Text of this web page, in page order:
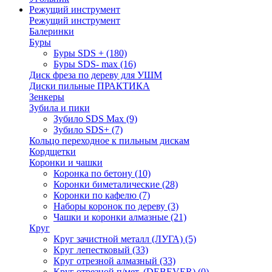
Режущий инструмент
Режущий инструмент
Балеринки
Буры
Буры SDS + (180)
Буры SDS- max (16)
Диск фреза по дереву для УШМ
Диски пильные ПРАКТИКА
Зенкеры
Зубила и пики
Зубило SDS Max (9)
Зубило SDS+ (7)
Кольцо переходное к пильным дискам
Кордщетки
Коронки и чашки
Коронка по бетону (10)
Коронки биметалические (28)
Коронки по кафелю (7)
Наборы коронок по дереву (3)
Чашки и коронки алмазные (21)
Круг
Круг зачистной металл (ЛУГА) (5)
Круг лепестковый (33)
Круг отрезной алмазный (33)